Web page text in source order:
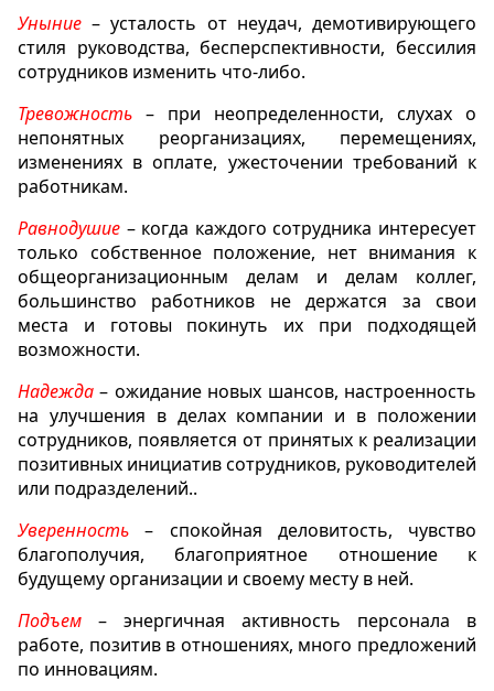
Уныние – усталость от неудач, демотивирующего
стиля руководства, бесперспективности, бессилия
сотрудников изменить что-либо.
Тревожность – при неопределенности, слухах о
непонятных реорганизациях, перемещениях,
изменениях в оплате, ужесточении требований к
работникам.
Равнодушие – когда каждого сотрудника интересует
только собственное положение, нет внимания к
общеорганизационным делам и делам коллег,
большинство работников не держатся за свои
места и готовы покинуть их при подходящей
возможности.
Надежда – ожидание новых шансов, настроенность
на улучшения в делах компании и в положении
сотрудников, появляется от принятых к реализации
позитивных инициатив сотрудников, руководителей
или подразделений..
Уверенность– спокойная деловитость, чувство
благополучия, благоприятное отношение к
будущему организации и своему месту в ней.
Подъем – энергичная активность персонала в
работе, позитив в отношениях, много предложений
по инновациям.